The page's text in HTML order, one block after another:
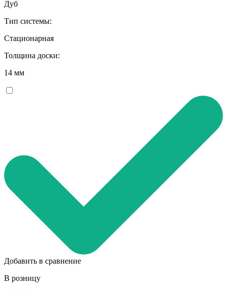
Дуб
Тип системы:
Стационарная
Толщина доски:
14 мм
Добавить в сравнение
В розницу